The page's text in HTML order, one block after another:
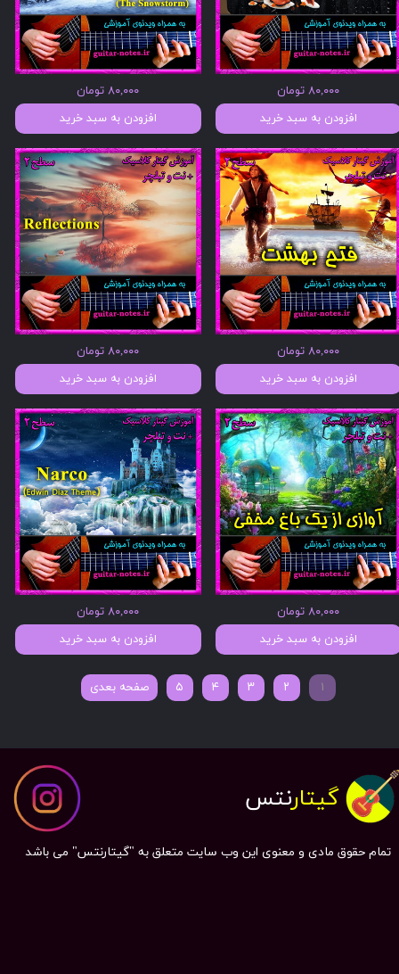
۸۰,۰۰۰ تومان
افزودن به سبد خرید
۸۰,۰۰۰ تومان
افزودن به سبد خرید
۸۰,۰۰۰ تومان
افزودن به سبد خرید
۸۰,۰۰۰ تومان
افزودن به سبد خرید
۸۰,۰۰۰ تومان
افزودن به سبد خرید
۸۰,۰۰۰ تومان
افزودن به سبد خرید
۱ ۲ ۳ ۴ ۵ صفحه بعدی
تمام حقوق مادی و معنوی این وب سایت متعلق به "گیتارنتس" می باشد
گیتارنتس